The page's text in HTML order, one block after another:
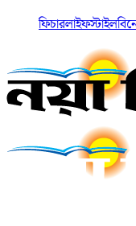
ফিচারলাইফস্টাইল